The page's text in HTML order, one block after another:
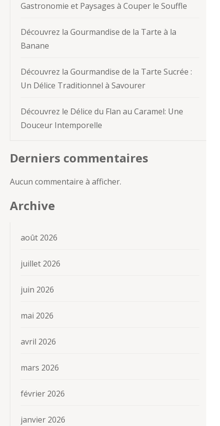
Gastronomie et Paysages à Couper le Souffle
Découvrez la Gourmandise de la Tarte à la
Banane
Découvrez la Gourmandise de la Tarte Sucrée :
Un Délice Traditionnel à Savourer
Découvrez le Délice du Flan au Caramel: Une
Douceur Intemporelle
Derniers commentaires
Aucun commentaire à afficher.
Archive
août 2026
juillet 2026
juin 2026
mai 2026
avril 2026
mars 2026
février 2026
janvier 2026